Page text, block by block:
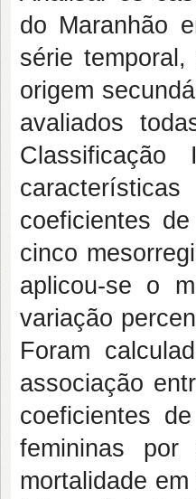
do Maranhão
série
origem
avaliados
coeficientes
cinco
aplicou-se o
variação
Foram
associação
coeficientes
femininas por
mortalidade